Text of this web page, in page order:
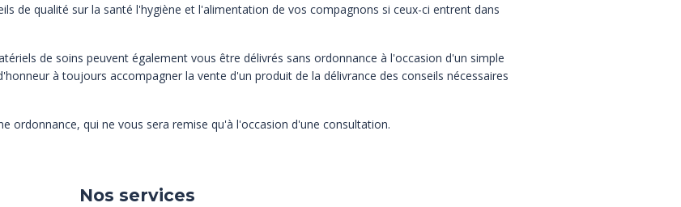
de qualité sur la santé l'hygiène et l'alimentation de vos compagnons si ceux-ci entrent dans
de soins peuvent également vous être délivrés sans ordonnance à l'occasion d'un simple
à toujours accompagner la vente d'un produit de la délivrance des conseils nécessaires
ordonnance, qui ne vous sera remise qu'à l'occasion d'une consultation.
Nos services